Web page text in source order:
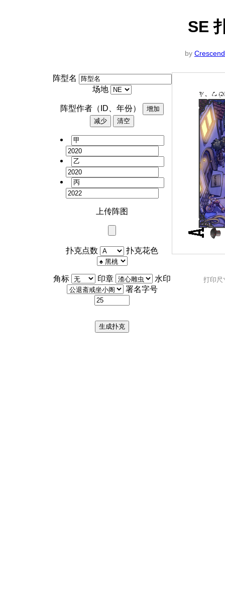
SE
by
阵型名
场地
阵型作者（ID、年份）
上传阵图
扑克点数 扑克花色
角标 印章
水印
署名字号
打印尺